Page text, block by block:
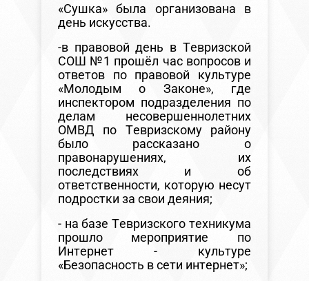
«Сушка» была организована в
день искусства.
-в правовой день в Тевризской
СОШ №1 прошёл час вопросов и
ответов по правовой культуре
«Молодым о Законе», где
инспектором подразделения по
делам несовершеннолетних
ОМВД по Тевризскому району
было рассказано о
правонарушениях, их
последствиях и об
ответственности, которую несут
подростки за свои деяния;
- на базе Тевризского техникума
прошло мероприятие по
Интернет - культуре
«Безопасность в сети интернет»;